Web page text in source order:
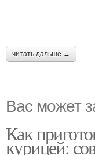
читать дальше →
Вас может
Как
курицей: